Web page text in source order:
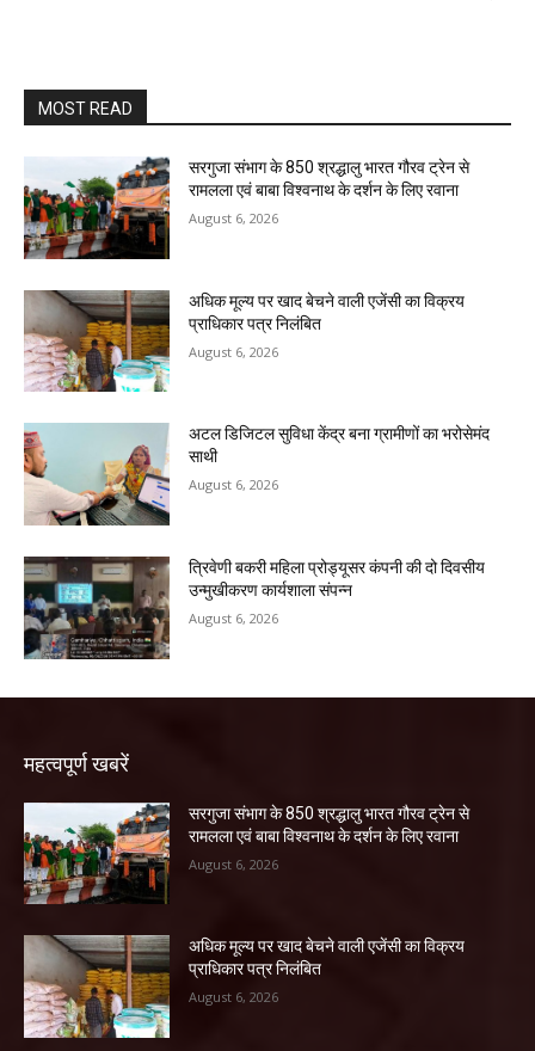
MOST READ
सरगुजा संभाग के 850 श्रद्धालु भारत गौरव ट्रेन से
रामलला एवं बाबा विश्वनाथ के दर्शन के लिए रवाना
August 6, 2026
अधिक मूल्य पर खाद बेचने वाली एजेंसी का विक्रय
प्राधिकार पत्र निलंबित
August 6, 2026
अटल डिजिटल सुविधा केंद्र बना ग्रामीणों का भरोसेमंद
साथी
August 6, 2026
त्रिवेणी बकरी महिला प्रोड्यूसर कंपनी की दो दिवसीय
उन्मुखीकरण कार्यशाला संपन्न
August 6, 2026
महत्वपूर्ण खबरें
सरगुजा संभाग के 850 श्रद्धालु भारत गौरव ट्रेन से
रामलला एवं बाबा विश्वनाथ के दर्शन के लिए रवाना
August 6, 2026
अधिक मूल्य पर खाद बेचने वाली एजेंसी का विक्रय
प्राधिकार पत्र निलंबित
August 6, 2026